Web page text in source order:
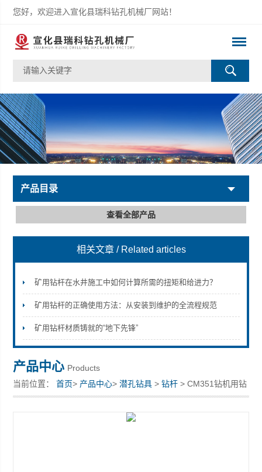
您好，欢迎进入宣化县瑞科钻孔机械厂网站！
宣化县瑞科钻孔机械厂
产品目录
查看全部产品
相关文章 / Related articles
矿用钻杆在水井施工中如何计算所需的扭矩和给进力？
矿用钻杆的正确使用方法：从安装到维护的全流程规范
矿用钻杆材质铸就的“地下先锋”
产品中心 Products
当前位置：首页> 产品中心>潜孔钻具 >钻杆 > CM351钻机用钻
杆